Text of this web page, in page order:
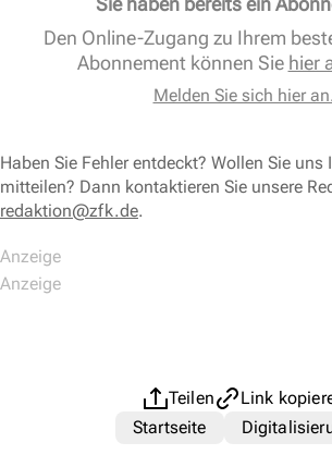
Den Online-Zugang zu Ihrem
Abonnement können Sie hier
Melden Sie sich hier an.
Haben Sie Fehler entdeckt? Wollen Sie uns
mitteilen? Dann kontaktieren Sie unsere
redaktion@zfk.de.
Teilen
Link
Startseite